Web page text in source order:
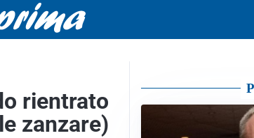
rientrato
zanzare)